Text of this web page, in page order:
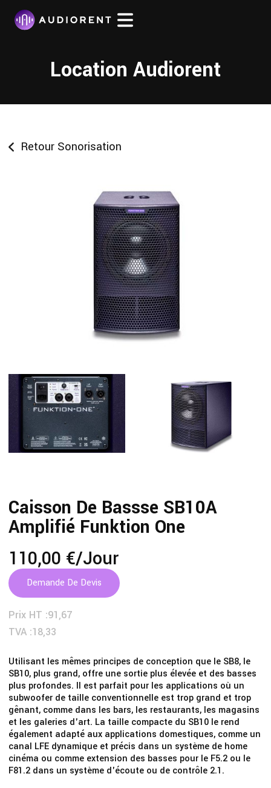
Location Audiorent
Retour Sonorisation
Caisson De Bassse SB10A
Amplifié Funktion One
110,00 €/jour
Demande De Devis
Prix HT :91,67
TVA :18,33
Utilisant les mêmes principes de conception que le SB8, le
SB10, plus grand, offre une sortie plus élevée et des basses
plus profondes. Il est parfait pour les applications où un
subwoofer de taille conventionnelle est trop grand et trop
gênant, comme dans les bars, les restaurants, les magasins
et les galeries d'art. La taille compacte du SB10 le rend
également adapté aux applications domestiques, comme un
canal LFE dynamique et précis dans un système de home
cinéma ou comme extension des basses pour le F5.2 ou le
F81.2 dans un système d'écoute ou de contrôle 2.1.